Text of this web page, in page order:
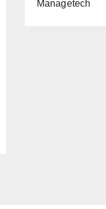
Managetech